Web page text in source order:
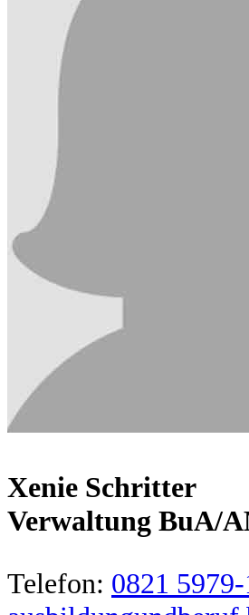
Xenie Schritter
Verwaltung BuA/
Telefon: 0821